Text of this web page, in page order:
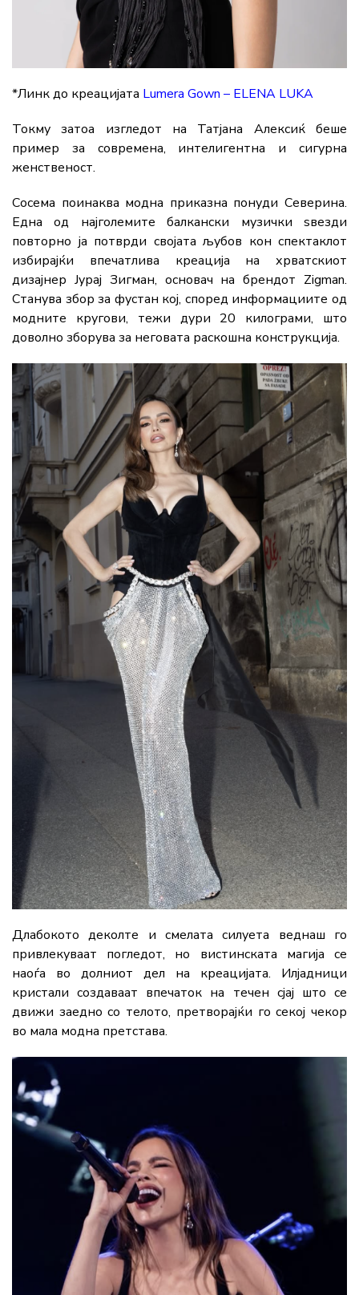
*Линк до креацијата Lumera Gown – ELENA LUKA
Токму затоа изгледот на Татјана Алексиќ беше
пример за современа, интелигентна и сигурна
женственост.
Сосема поинаква модна приказна понуди Северина.
Една од најголемите балкански музички ѕвезди
повторно ја потврди својата љубов кон спектаклот
избирајќи впечатлива креација на хрватскиот
дизајнер Јурај Зигман, основач на брендот Zigman.
Станува збор за фустан кој, според информациите од
модните кругови, тежи дури 20 килограми, што
доволно зборува за неговата раскошна конструкција.
Длабокото деколте и смелата силуета веднаш го
привлекуваат погледот, но вистинската магија се
наоѓа во долниот дел на креацијата. Илјадници
кристали создаваат впечаток на течен сјај што се
движи заедно со телото, претворајќи го секој чекор
во мала модна претстава.